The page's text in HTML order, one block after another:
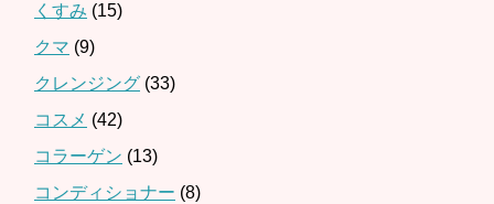
くすみ (15)
クマ (9)
クレンジング (33)
コスメ (42)
コラーゲン (13)
コンディショナー (8)